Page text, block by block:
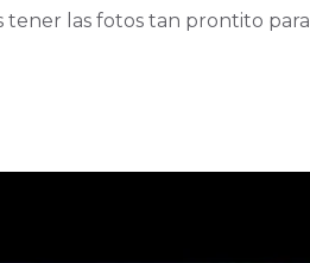
tener las fotos tan prontito para